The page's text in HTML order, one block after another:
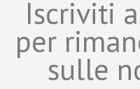
Iscriviti
per
sulle